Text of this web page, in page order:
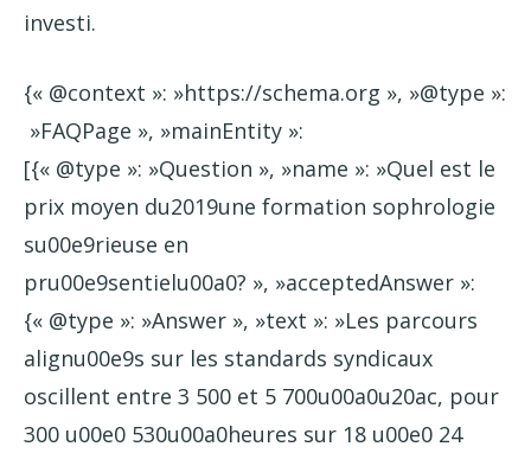
investi.
{« @context »: »https://schema.org », »@type »:
»FAQPage », »mainEntity »:
[{« @type »: »Question », »name »: »Quel est le
prix moyen du2019une formation sophrologie
su00e9rieuse en
pru00e9sentielu00a0? », »acceptedAnswer »:
{« @type »: »Answer », »text »: »Les parcours
alignu00e9s sur les standards syndicaux
oscillent entre 3 500 et 5 700u00a0u20ac, pour
300 u00e0 530u00a0heures sur 18 u00e0 24